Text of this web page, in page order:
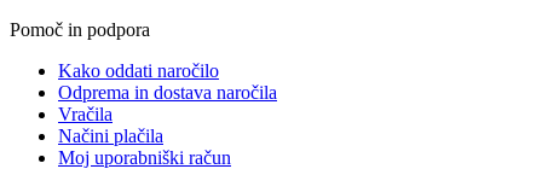
Pomoč in podpora
Kako oddati naročilo
Odprema in dostava naročila
Vračila
Načini plačila
Moj uporabniški račun